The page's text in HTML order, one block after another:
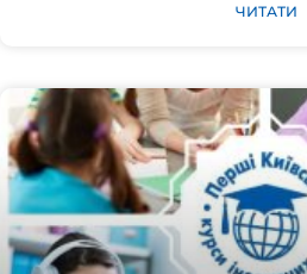
ЧИТАТИ